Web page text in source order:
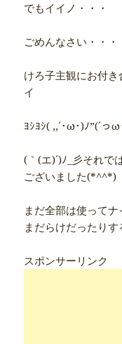
でもイイノ・・・
ごめんなさい・・・
けろ子主観にお付
イ
ﾖｼﾖｼ( ,,´･ω･)ﾉ”(´っ
(｀(エ)´)ﾉ_彡それで
ございました(*^^*)
まだ全部は使って
まだらけだったり
スポンサーリンク